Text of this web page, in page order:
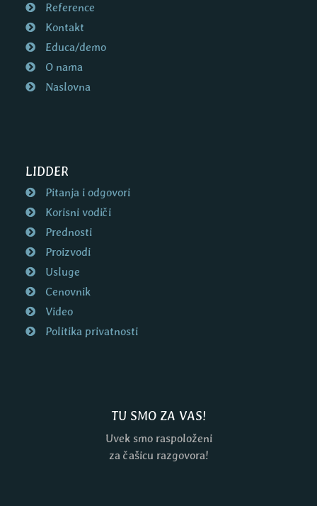
Reference
Kontakt
Educa/demo
O nama
Naslovna
LIDDER
Pitanja i odgovori
Korisni vodiči
Prednosti
Proizvodi
Usluge
Cenovnik
Video
Politika privatnosti
TU SMO ZA VAS!
Uvek smo raspoloženi
za čašicu razgovora!